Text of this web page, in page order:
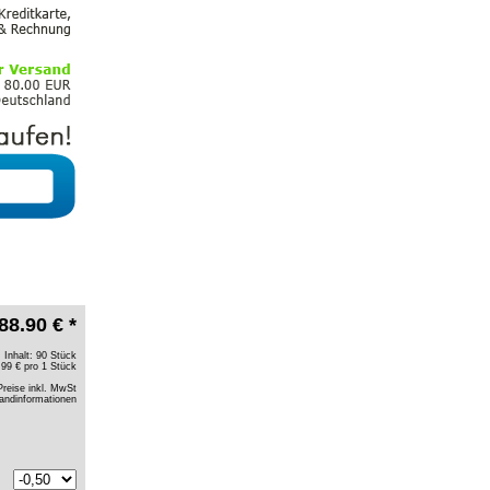
€ *
Inhalt: 90 Stück
€ pro 1 Stück
inkl. MwSt